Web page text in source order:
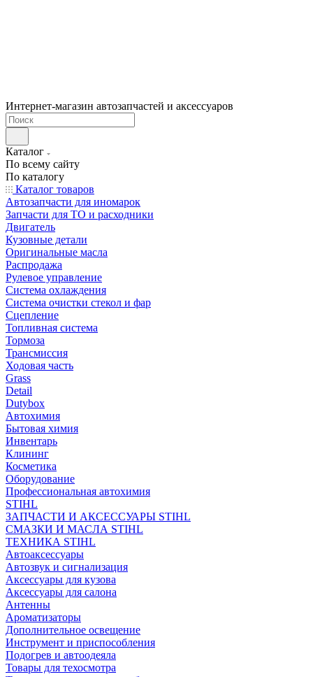
Интернет-магазин автозапчастей и аксессуаров
Каталог
По всему сайту
По каталогу
Каталог товаров
Автозапчасти для иномарок
Запчасти для ТО и расходники
Двигатель
Кузовные детали
Оригинальные масла
Распродажа
Рулевое управление
Система охлаждения
Система очистки стекол и фар
Сцепление
Топливная система
Тормоза
Трансмиссия
Ходовая часть
Grass
Detail
Dutybox
Автохимия
Бытовая химия
Инвентарь
Клининг
Косметика
Оборудование
Профессиональная автохимия
STIHL
ЗАПЧАСТИ И АКСЕССУАРЫ STIHL
СМАЗКИ И МАСЛА STIHL
ТЕХНИКА STIHL
Автоаксессуары
Автозвук и сигнализация
Аксессуары для кузова
Аксессуары для салона
Антенны
Ароматизаторы
Дополнительное освещение
Инструмент и приспособления
Подогрев и автоодеяла
Товары для техосмотра